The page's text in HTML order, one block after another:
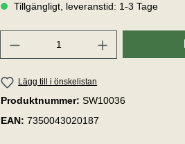
Tillgängligt, leveranstid: 1-3 Tage
Lägg till i önskelistan
Produktnummer: SW10036
EAN: 7350043020187